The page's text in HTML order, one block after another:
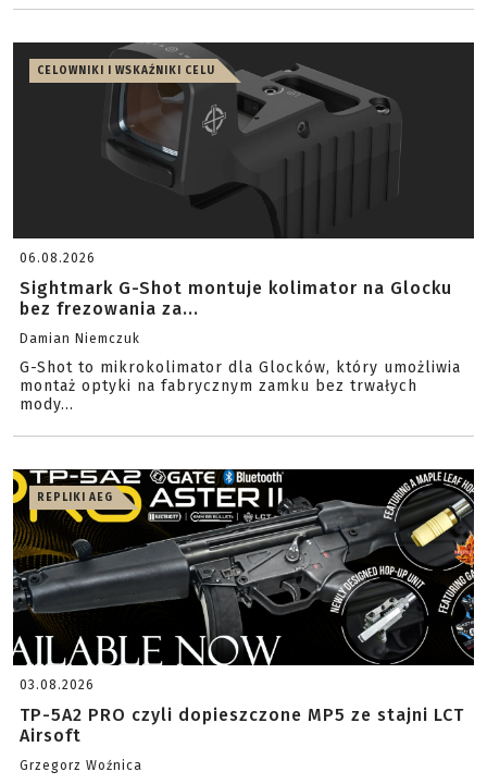
CELOWNIKI I WSKAŹNIKI CELU
06.08.2026
Sightmark G-Shot montuje kolimator na Glocku
bez frezowania za...
Damian Niemczuk
G-Shot to mikrokolimator dla Glocków, który umożliwia
montaż optyki na fabrycznym zamku bez trwałych
mody...
REPLIKI AEG
03.08.2026
TP-5A2 PRO czyli dopieszczone MP5 ze stajni LCT
Airsoft
Grzegorz Woźnica